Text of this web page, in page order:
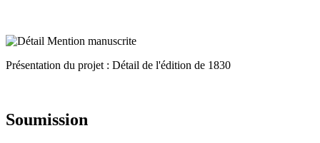
Présentation du projet : Détail de l'édition de 1830
Soumission